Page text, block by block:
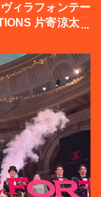
ィラフォンテー
片寄涼太登